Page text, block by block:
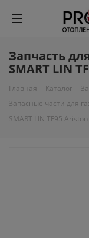
Запчасть
SMART LIN
Главная - Каталог -
Запасные части для
SMART LIN TF95